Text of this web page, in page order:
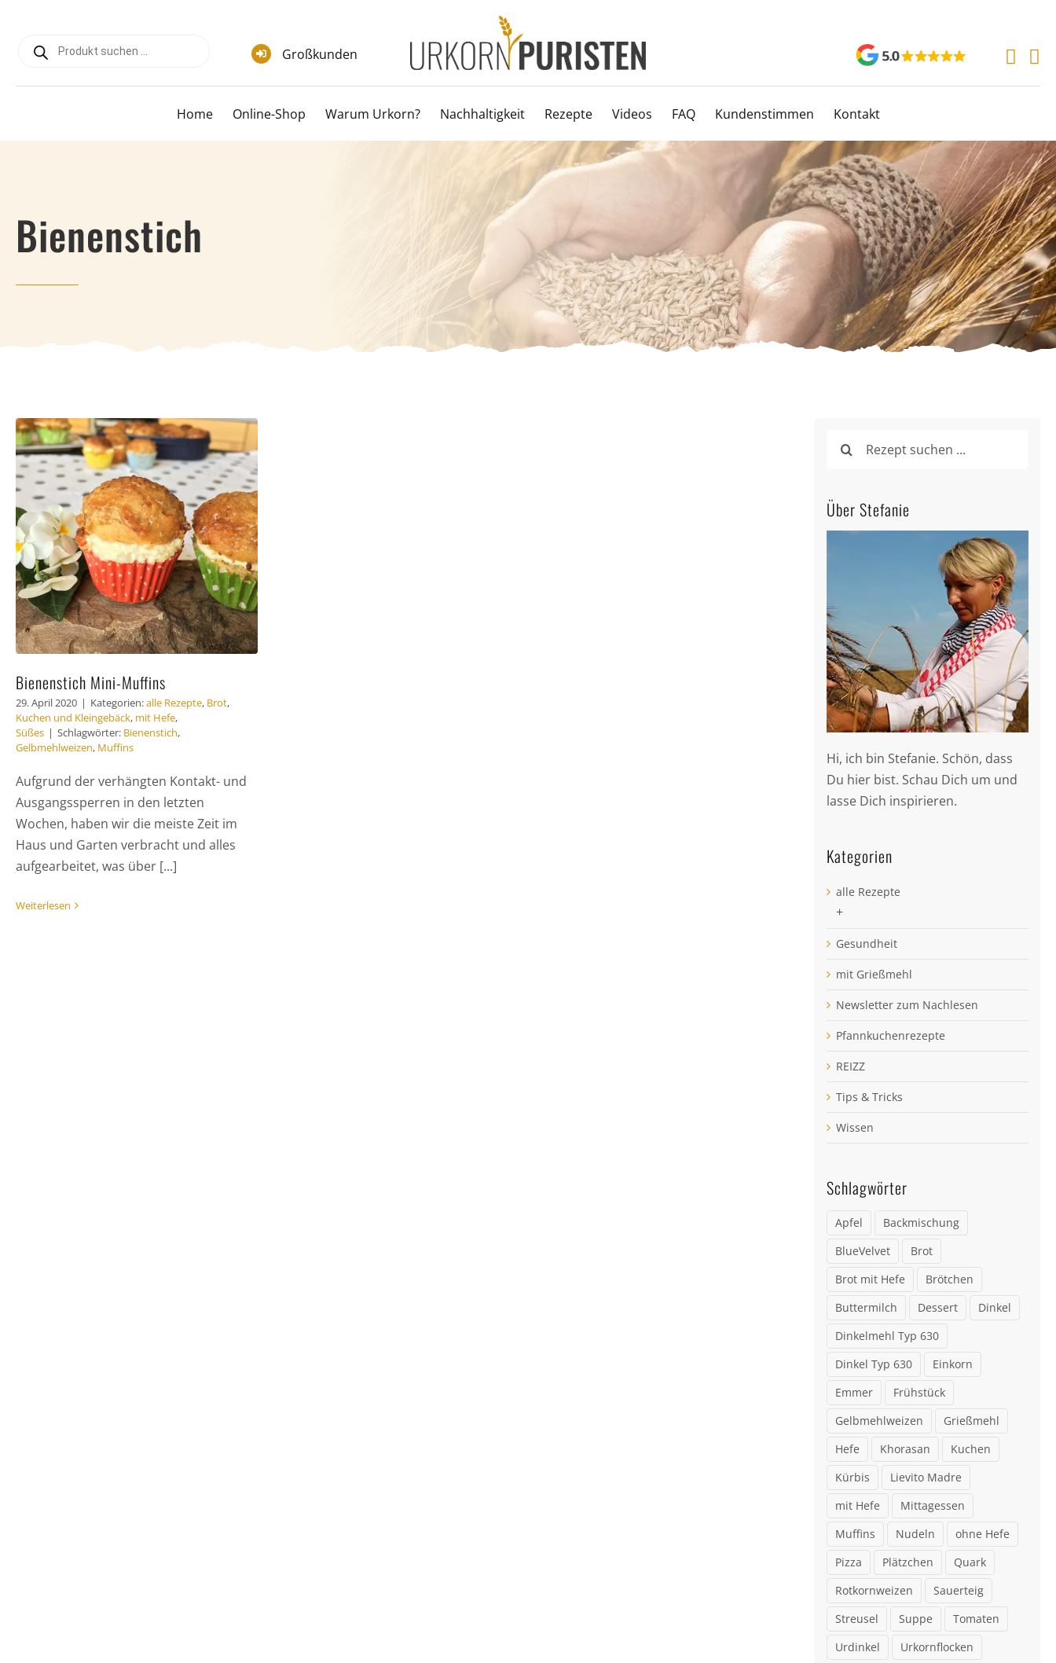
springen
search Großkunden
Home Online-Shop Warum Urkorn? Nachhaltigkeit Rezepte Videos FAQ Kundenstimmen Kontakt
Bienenstich
Bienenstich Mini-Muffins
29. April 2020 | Kategorien:alle Rezepte, Brot,
Kuchen und Kleingebäck, mit Hefe,
Süßes | Schlagwörter: Bienenstich,
Gelbmehlweizen, Muffins
Aufgrund der verhängten Kontakt- und
Ausgangssperren in den letzten
Wochen, haben wir die meiste Zeit im
Haus und Garten verbracht und alles
aufgearbeitet, was über [...]
Weiterlesen
nach:
Über Stefanie
Hi, ich bin Stefanie. Schön, dass
Du hier bist. Schau Dich um und
lasse Dich inspirieren.
Kategorien
alle Rezepte
+
Gesundheit
mit Grießmehl
Newsletter zum Nachlesen
Pfannkuchenrezepte
REIZZ
Tips & Tricks
Wissen
Schlagwörter
Apfel
Backmischung
BlueVelvet
Brot
Brot mit Hefe
Brötchen
Buttermilch
Dessert
Dinkel
Dinkelmehl Typ 630
Dinkel Typ 630
Einkorn
Emmer
Frühstück
Gelbmehlweizen
Grießmehl
Hefe
Khorasan
Kuchen
Kürbis
Lievito Madre
mit Hefe
Mittagessen
Muffins
Nudeln
ohne Hefe
Pizza
Plätzchen
Quark
Rotkornweizen
Sauerteig
Streusel
Suppe
Tomaten
Urdinkel
Urkornflocken